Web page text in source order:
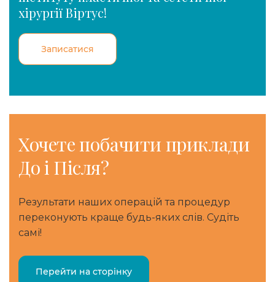
хірургії Віртус!
Записатися
Хочетепобачити приклади
До і Після?
Результати наших операцій та процедур
переконують краще будь-яких слів. Судіть
самі!
Перейти на сторінку